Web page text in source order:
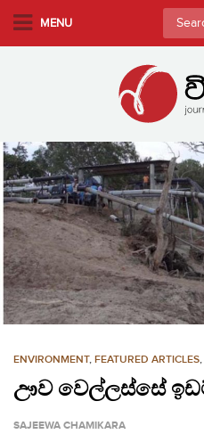
m
a
n
c
o
n
e
MENU
Search
for:
ENVIRONMENT, FEATURED ARTICLES,
ඌව වෙල්ලස්සේ
SAJEEWA CHAMIKARA